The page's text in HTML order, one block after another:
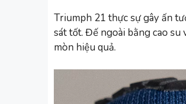
Triumph 21 thực sự gây ấn
sát tốt. Đế ngoài bằng cao su
mòn hiệu quả.